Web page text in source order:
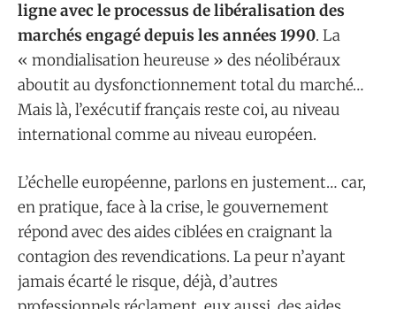
ligne avec le processus de libéralisation des
marchés engagé depuis les années 1990. La
« mondialisation heureuse » des néolibéraux
aboutit au dysfonctionnement total du marché…
Mais là, l’exécutif français reste coi, au niveau
international comme au niveau européen.
L’échelle européenne, parlons en justement… car,
en pratique, face à la crise, le gouvernement
répond avec des aides ciblées en craignant la
contagion des revendications. La peur n’ayant
jamais écarté le risque, déjà, d’autres